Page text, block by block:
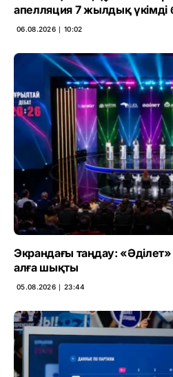
апелляция 7 жылдық үкімді
06.08.2026 ∣ 10:02
Экрандағы таңдау:
алға шықты
05.08.2026 ∣ 23:44